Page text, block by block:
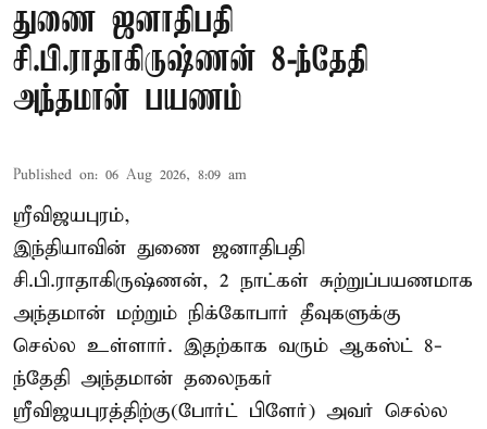
துணை ஜனாதிபதி
சி.பி.ராதாகிருஷ்ணன் 8-ந்தேதி
அந்தமான் பயணம்
Published on: 06 Aug 2026, 8:09 am
ஸ்ரீவிஜயபுரம்,
இந்தியாவின் துணை ஜனாதிபதி
சி.பி.ராதாகிருஷ்ணன், 2 நாட்கள் சுற்றுப்பயணமாக
அந்தமான் மற்றும் நிக்கோபார் தீவுகளுக்கு
செல்ல உள்ளார். இதற்காக வரும் ஆகஸ்ட் 8-
ந்தேதி அந்தமான் தலைநகர்
ஸ்ரீவிஜயபுரத்திற்கு(போர்ட் பிளேர்) அவர் செல்ல